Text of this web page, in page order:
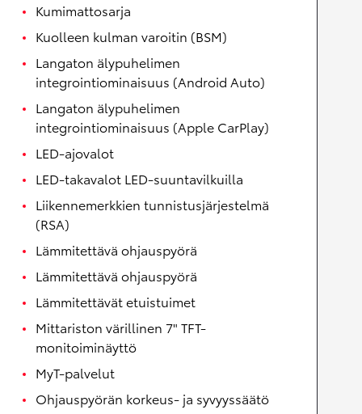
Kumimattosarja
Kuolleen kulman varoitin (BSM)
Langaton älypuhelimen
integrointiominaisuus (Android Auto)
Langaton älypuhelimen
integrointiominaisuus (Apple CarPlay)
LED-ajovalot
LED-takavalot LED-suuntavilkuilla
Liikennemerkkien tunnistusjärjestelmä
(RSA)
Lämmitettävä ohjauspyörä
Lämmitettävä ohjauspyörä
Lämmitettävät etuistuimet
Mittariston värillinen 7" TFT-
monitoiminäyttö
MyT-palvelut
Ohjauspyörän korkeus- ja syvyyssäätö